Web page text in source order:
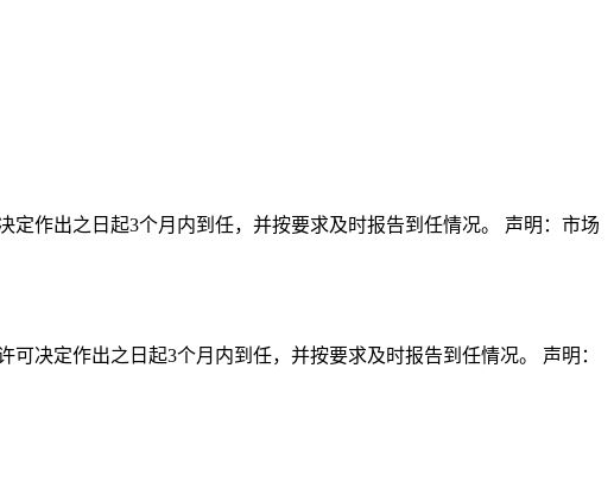
作出之日起3个月内到任，并按要求及时报告到任情况。 声明：市场
决定作出之日起3个月内到任，并按要求及时报告到任情况。 声明：